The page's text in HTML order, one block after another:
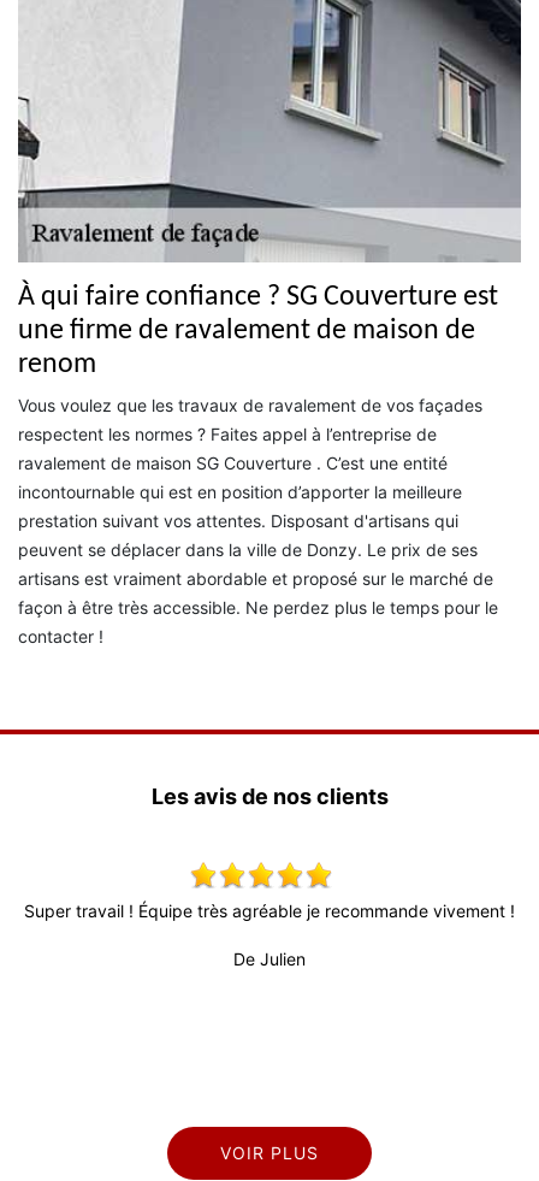
À qui faire confiance ? SG Couverture est
une firme de ravalement de maison de
renom
Vous voulez que les travaux de ravalement de vos façades
respectent les normes ? Faites appel à l’entreprise de
ravalement de maison SG Couverture . C’est une entité
incontournable qui est en position d’apporter la meilleure
prestation suivant vos attentes. Disposant d'artisans qui
peuvent se déplacer dans la ville de Donzy. Le prix de ses
artisans est vraiment abordable et proposé sur le marché de
façon à être très accessible. Ne perdez plus le temps pour le
contacter !
Les avis de nos clients
Super travail ! Équipe très agréable je recommande vivement !
De Julien
VOIR PLUS